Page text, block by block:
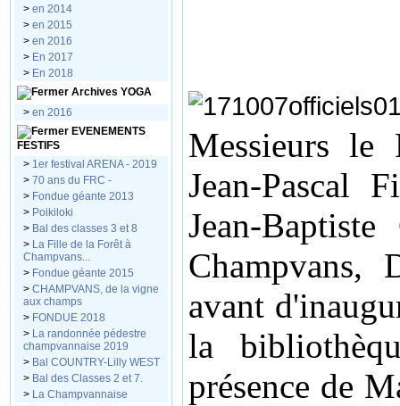
> en 2014
> en 2015
> en 2016
> En 2017
> En 2018
Archives YOGA
> en 2016
EVENEMENTS
FESTIFS
> 1er festival ARENA - 2019
> 70 ans du FRC -
> Fondue géante 2013
> Poikiloki
> Bal des classes 3 et 8
> La Fille de la Forêt à
Champvans...
> Fondue géante 2015
> CHAMPVANS, de la vigne
aux champs
> FONDUE 2018
> La randonnée pédestre
champvannaise 2019
> Bal COUNTRY-Lilly WEST
> Bal des Classes 2 et 7.
> La Champvannaise
Messieurs le
Jean-Pascal
Jean-
Champvans,
avant
la
présence de